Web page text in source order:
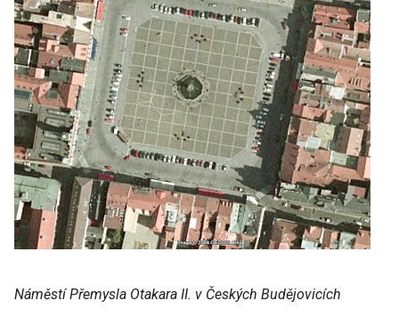
Náměstí Přemysla Otakara II. v Českých Budějovicích